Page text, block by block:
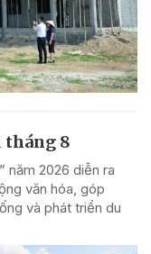
tháng 8
năm 2026 diễn ra
văn hóa, góp
và phát triển du